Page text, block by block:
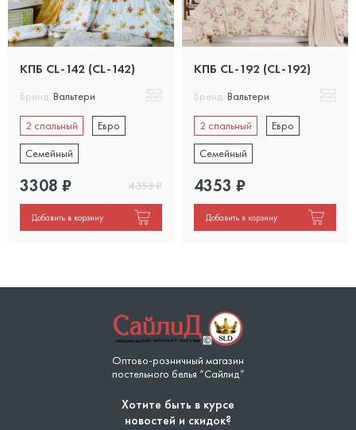
КПБ CL-142 (CL-142)
Бренд: Вальтери
2 спальный
Евро
Семейный
3308 ₽ 4353₽
Добавить в корзину
КПБ CL-192 (CL-192)
Бренд: Вальтери
2 спальный
Евро
Семейный
4353 ₽
Добавить в корзину
Оптово-розничный магазин
постельного белья “Сайлид”
Хотите быть в курсе
новостей и скидок?